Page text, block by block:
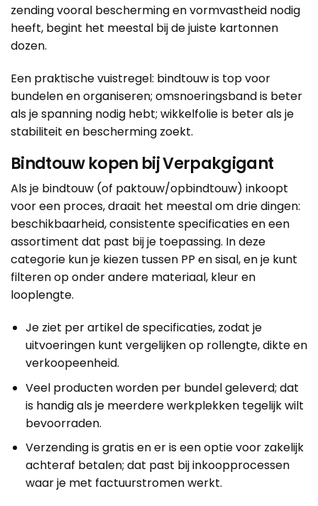
zending vooral bescherming en vormvastheid nodig
heeft, begint het meestal bij de juiste kartonnen
dozen.
Een praktische vuistregel: bindtouw is top voor
bundelen en organiseren; omsnoeringsband is beter
als je spanning nodig hebt; wikkelfolie is beter als je
stabiliteit en bescherming zoekt.
Bindtouw kopen bij Verpakgigant
Als je bindtouw (of paktouw/opbindtouw) inkoopt
voor een proces, draait het meestal om drie dingen:
beschikbaarheid, consistente specificaties en een
assortiment dat past bij je toepassing. In deze
categorie kun je kiezen tussen PP en sisal, en je kunt
filteren op onder andere materiaal, kleur en
looplengte.
Je ziet per artikel de specificaties, zodat je
uitvoeringen kunt vergelijken op rollengte, dikte en
verkoopeenheid.
Veel producten worden per bundel geleverd; dat
is handig als je meerdere werkplekken tegelijk wilt
bevoorraden.
Verzending is gratis en er is een optie voor zakelijk
achteraf betalen; dat past bij inkoopprocessen
waar je met factuurstromen werkt.